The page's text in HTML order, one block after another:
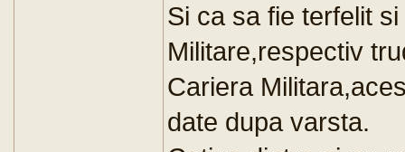
Si ca sa fie terfelit
Militare,respectiv
Cariera
date dupa varsta.